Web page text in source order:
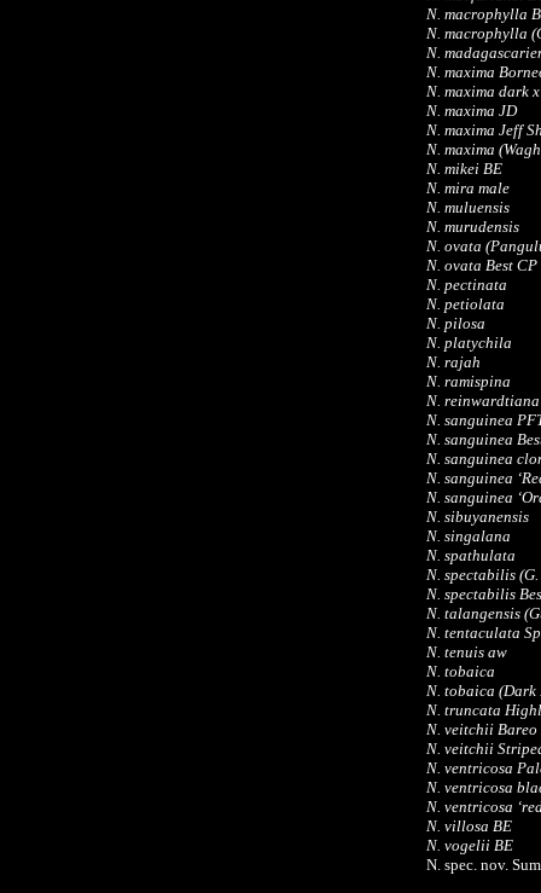
N. macrophylla
N. macrophylla
N.
N. maxima
N. maxima dark
N. maxima JD
N. maxima Jeff
N. maxima
N. mikei BE
N. mira male
N. muluensis
N. murudensis
N. ovata
N. ovata Best CP
N. pectinata
N. petiolata
N. pilosa
N. platychila
N. rajah
N. ramispina
N.
N. sanguinea
N. sanguinea
N. sanguinea
N. sanguinea
N. sanguinea
N. sibuyanensis
N. singalana
N. spathulata
N. spectabilis
N. spectabilis
N. talangensis
N. tentaculata
N. tenuis aw
N. tobaica
N. tobaica (Dark
N. truncata
N. veitchii
N. veitchii
N. ventricosa
N. ventricosa
N. ventricosa
N. villosa BE
N. vogelii BE
N. spec. nov.